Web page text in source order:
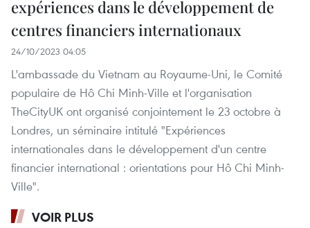
expériences dans le développement de
centres financiers internationaux
24/10/2023 04:05
L'ambassade du Vietnam au Royaume-Uni, le Comité
populaire de Hô Chi Minh-Ville et l'organisation
TheCityUK ont organisé conjointement le 23 octobre à
Londres, un séminaire intitulé "Expériences
internationales dans le développement d'un centre
financier international : orientations pour Hô Chi Minh-
Ville".
VOIR PLUS